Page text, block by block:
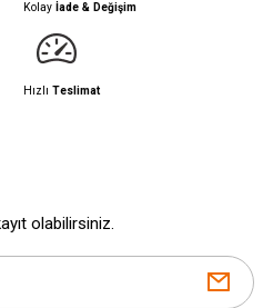
Kolay İade & Değişim
Hızlı Teslimat
olabilirsiniz.